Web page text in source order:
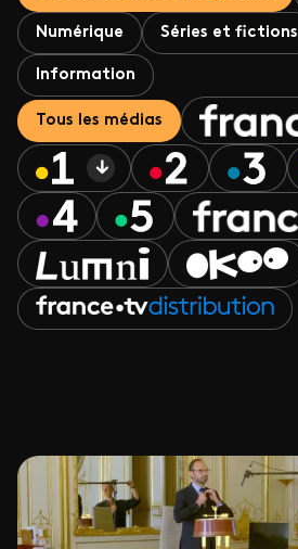
Numérique Séries et fictions
Information
Tous les médias